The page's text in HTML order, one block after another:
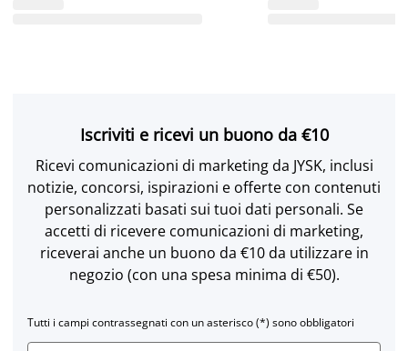
Iscriviti e ricevi un buono da €10
Ricevi comunicazioni di marketing da JYSK, inclusi
notizie, concorsi, ispirazioni e offerte con contenuti
personalizzati basati sui tuoi dati personali. Se
accetti di ricevere comunicazioni di marketing,
riceverai anche un buono da €10 da utilizzare in
negozio (con una spesa minima di €50).
Tutti i campi contrassegnati con un asterisco (*) sono obbligatori